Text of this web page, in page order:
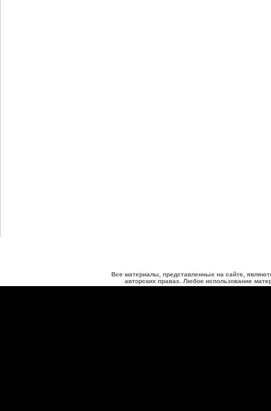
Все материалы, представленные на сайте,
авторских правах. Любое использование